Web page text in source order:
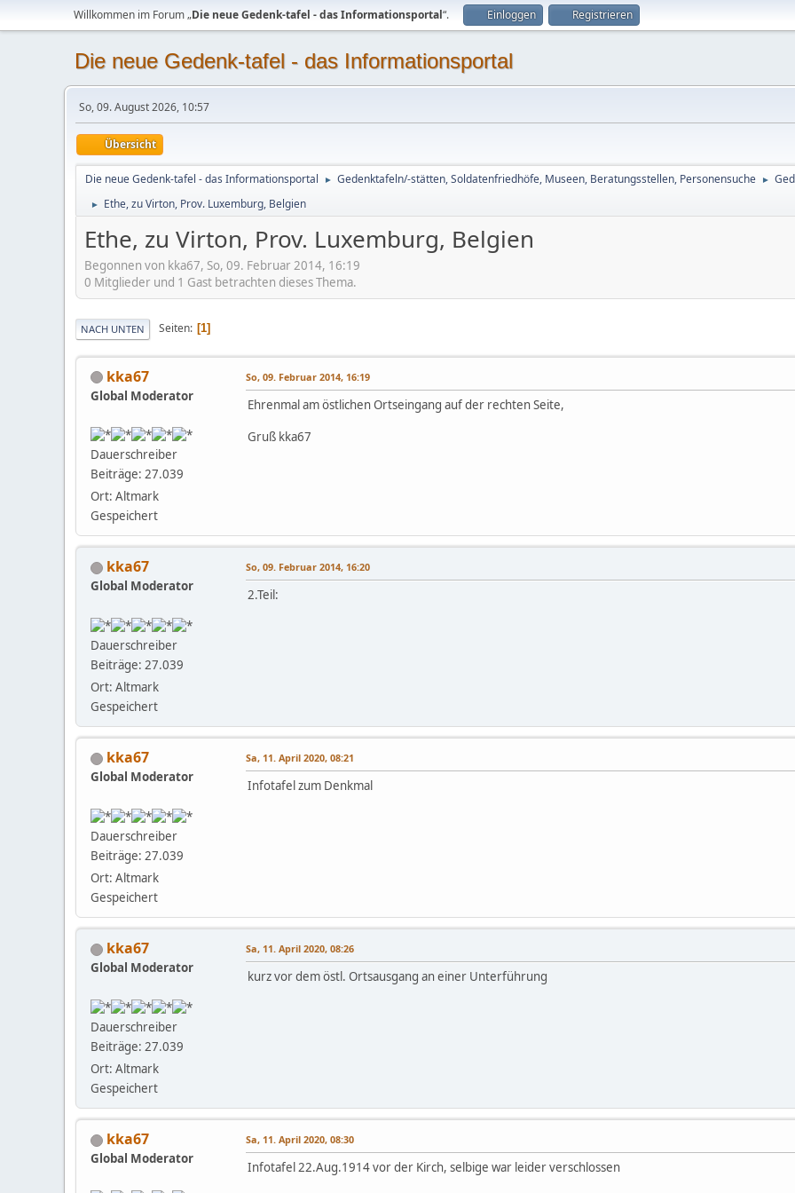
Willkommen im Forum „Die neue Gedenk-tafel - das Informationsportal“. Einloggen Registrieren
Die neue Gedenk-tafel - das Informationsportal
So, 09. August 2026, 10:57
Übersicht
Die neue Gedenk-tafel - das Informationsportal ► Gedenktafeln/-stätten, Soldatenfriedhöfe, Museen, Beratungsstellen, Personensuche ►
► Ethe, zu Virton, Prov. Luxemburg, Belgien
Ethe, zu Virton, Prov. Luxemburg, Belgien
Begonnen von kka67, So, 09. Februar 2014, 16:19
0 Mitglieder und 1 Gast betrachten dieses Thema.
NACH UNTEN Seiten 1
kka67
Global Moderator
Dauerschreiber
Beiträge: 27.039
Ort: Altmark
Gespeichert
So, 09. Februar 2014, 16:19
Ehrenmal am östlichen Ortseingang auf der rechten Seite,
Gruß kka67
kka67
Global Moderator
Dauerschreiber
Beiträge: 27.039
Ort: Altmark
Gespeichert
So, 09. Februar 2014, 16:20
2.Teil:
kka67
Global Moderator
Dauerschreiber
Beiträge: 27.039
Ort: Altmark
Gespeichert
Sa, 11. April 2020, 08:21
Infotafel zum Denkmal
kka67
Global Moderator
Dauerschreiber
Beiträge: 27.039
Ort: Altmark
Gespeichert
Sa, 11. April 2020, 08:26
kurz vor dem östl. Ortsausgang an einer Unterführung
kka67
Global Moderator
Sa, 11. April 2020, 08:30
Infotafel 22.Aug.1914 vor der Kirch, selbige war leider verschlossen